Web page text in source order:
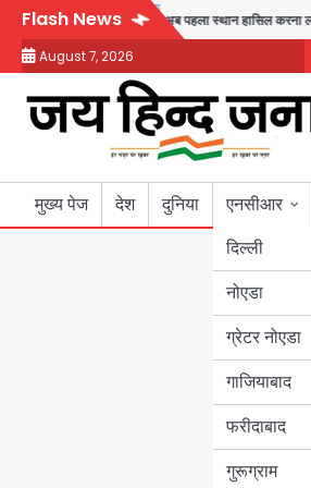
Skip
content
Flash News
और सुरक्षा का संदेश अब पहला स्थान हासिल करना लक्ष्य:
August 7, 2026
मुख्य पेज देश दुनिया
एनसीआर
दिल्ली
नोएडा
ग्रेटर नोएडा
गाजियाबाद
फरीदाबाद
गुरूग्राम